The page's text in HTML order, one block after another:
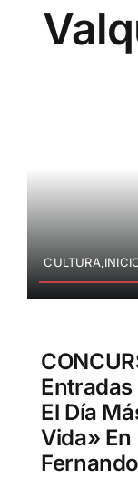
Entradas
El Día
Vida» En